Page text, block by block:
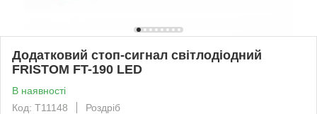
Додатковий стоп-сигнал світлодіодний
FRISTOM FT-190 LED
В наявності
Код: T11148
Роздріб